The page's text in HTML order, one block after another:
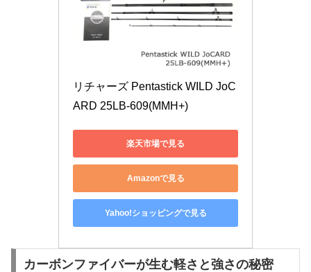
リチャーズ Pentastick WILD JoC
ARD 25LB-609(MMH+)
楽天市場で見る
Amazonで見る
Yahoo!ショッピングで見る
カーボンファイバーが生む軽さと強さの秘密